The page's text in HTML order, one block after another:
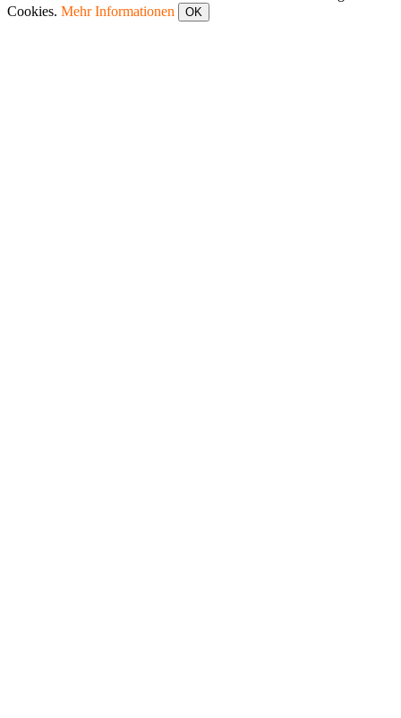
Cookies. Mehr Informationen OK